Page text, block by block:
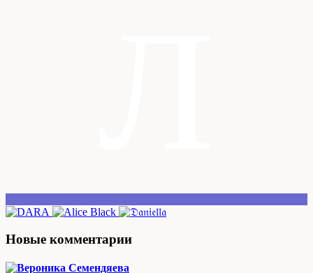
Новые комментарии